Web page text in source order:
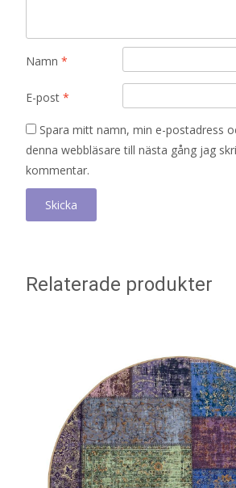
Namn *
E-post *
Spara mitt namn, min e-postadress
denna webbläsare till nästa gång jag
kommentar.
Relaterade produkter